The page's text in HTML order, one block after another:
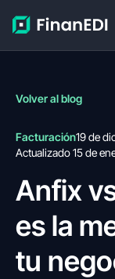
Volver al blog
Facturación19 de
Actualizado 15 de
Anfix
es la
tu